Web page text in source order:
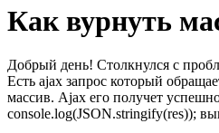
Как вурнуть
Добрый день! Столкнулся с
Есть ajax запрос который
массив. Ajax его получет
console.log(JSON.stringify(res));